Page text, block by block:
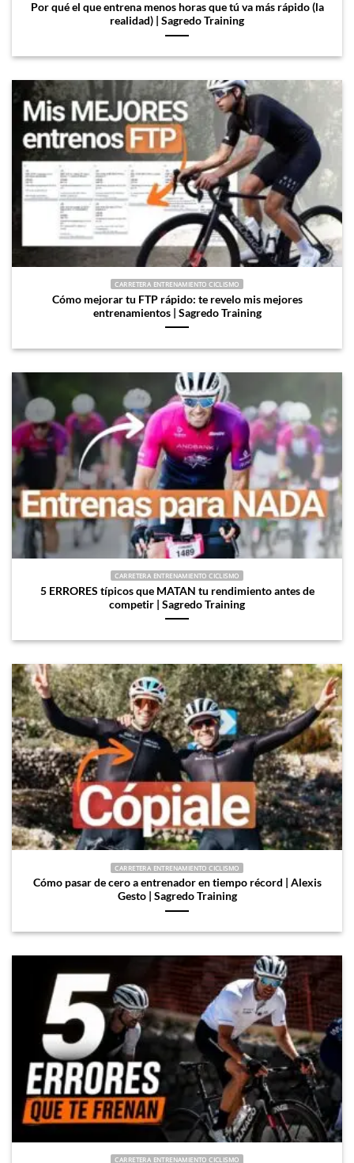
Por qué el que entrena menos horas que tú va más rápido (la
realidad) | Sagredo Training
CARRETERA ENTRENAMIENTO CICLISMO
Cómo mejorar tu FTP rápido: te revelo mis mejores
entrenamientos | Sagredo Training
CARRETERA ENTRENAMIENTO CICLISMO
5 ERRORES típicos que MATAN tu rendimiento antes de
competir | Sagredo Training
CARRETERA ENTRENAMIENTO CICLISMO
Cómo pasar de cero a entrenador en tiempo récord | Alexis
Gesto | Sagredo Training
CARRETERA ENTRENAMIENTO CICLISMO